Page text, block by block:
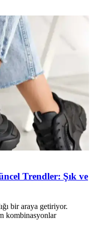
Trendler: Şık ve
bir araya getiriyor.
kombinasyonlar